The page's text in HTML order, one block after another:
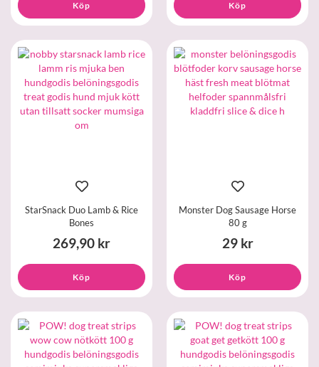
Köp Köp
StarSnack Duo Lamb & Rice
Bones
269,90 kr
Köp
Monster Dog Sausage Horse
80 g
29 kr
Köp